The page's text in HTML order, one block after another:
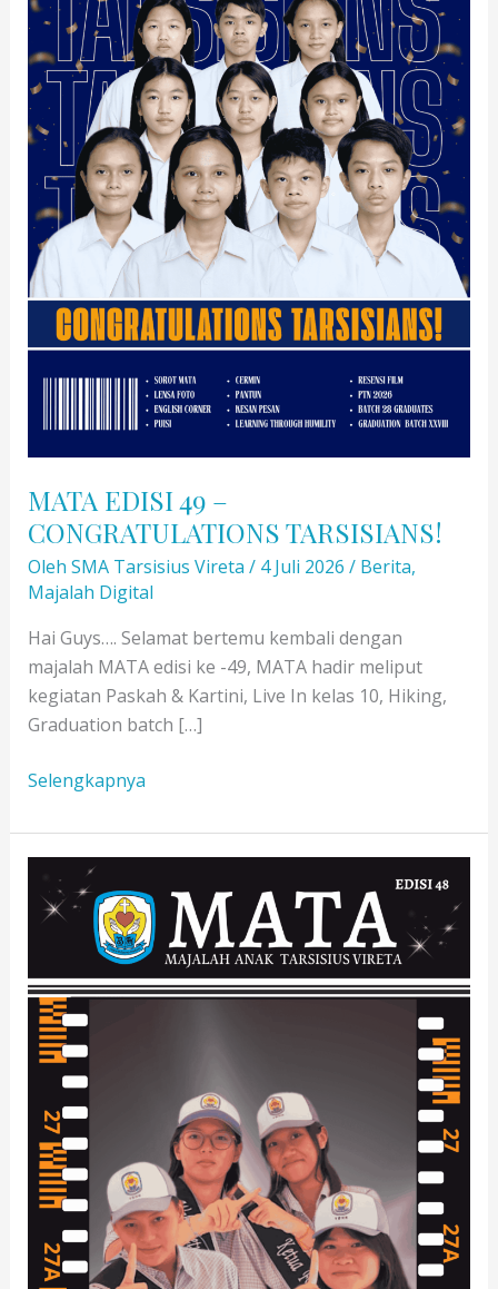
MATA EDISI 49 –
CONGRATULATIONS TARSISIANS!
Oleh SMA Tarsisius Vireta / 4 Juli 2026 / Berita,
Majalah Digital
Hai Guys…. Selamat bertemu kembali dengan
majalah MATA edisi ke -49, MATA hadir meliput
kegiatan Paskah & Kartini, Live In kelas 10, Hiking,
Graduation batch […]
MATA
49
CONGRATULATIONS
TARSISIANS!
Selengkapnya